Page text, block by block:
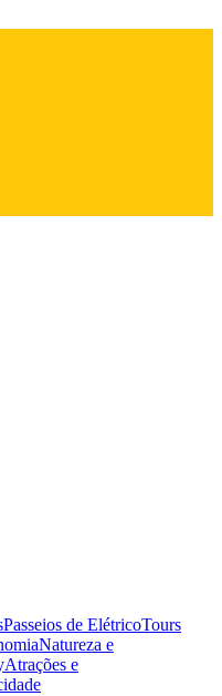
Passeios de ElétricoTours
Natureza e
Atrações e